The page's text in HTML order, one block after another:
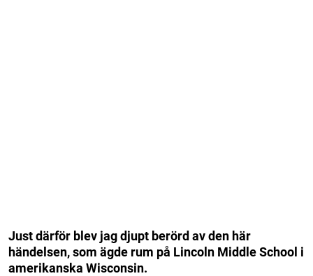
Just därför blev jag djupt berörd av den här
händelsen, som ägde rum på Lincoln Middle School i
amerikanska Wisconsin.